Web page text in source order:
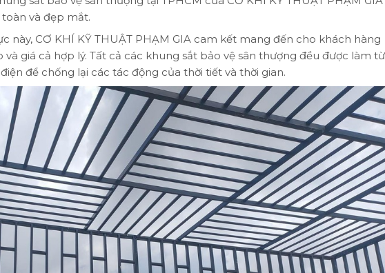
và đẹp mắt.
này, CƠ KHÍ KỸ THUẬT PHẠM GIA cam kết mang đến cho khách hàng
giá cả hợp lý. Tất cả các khung sắt bảo vệ sân thượng đều được làm
để chống lại các tác động của thời tiết và thời gian.